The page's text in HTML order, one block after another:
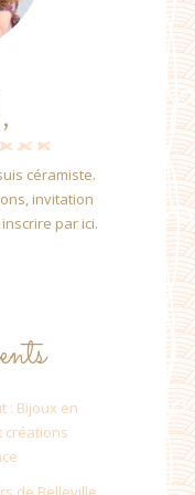
céramiste.
invitation
par ici.
: Bijoux en
créations